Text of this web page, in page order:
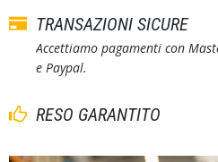
TRANSAZIONI SICURE
Accettiamo pagamenti con
e Paypal.
RESO GARANTITO